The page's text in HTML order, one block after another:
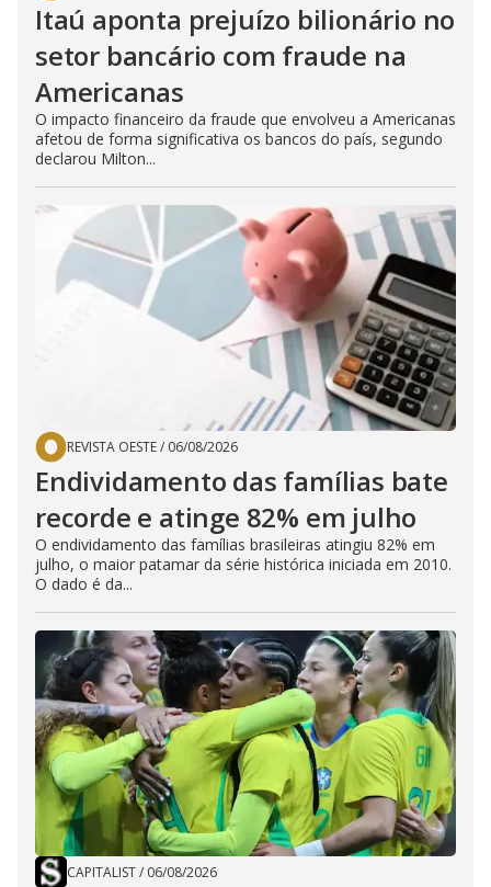
Itaú aponta prejuízo bilionário no
setor bancário com fraude na
Americanas
O impacto financeiro da fraude que envolveu a Americanas
afetou de forma significativa os bancos do país, segundo
declarou Milton...
REVISTA OESTE/ 06/08/2026
Endividamento das famílias bate
recorde e atinge 82% em julho
O endividamento das famílias brasileiras atingiu 82% em
julho, o maior patamar da série histórica iniciada em 2010.
O dado é da...
CAPITALIST/ 06/08/2026